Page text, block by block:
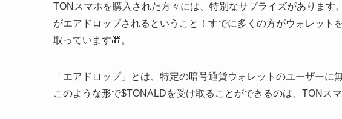
TONスマホを購入された方々には、特別なサプライズがありま
がエアドロップされるということ！すでに多くの方がウォレット
取っています🎁。
「エアドロップ」とは、特定の暗号通貨ウォレットのユーザーに
このような形で$TONALDを受け取ることができるのは、TONス